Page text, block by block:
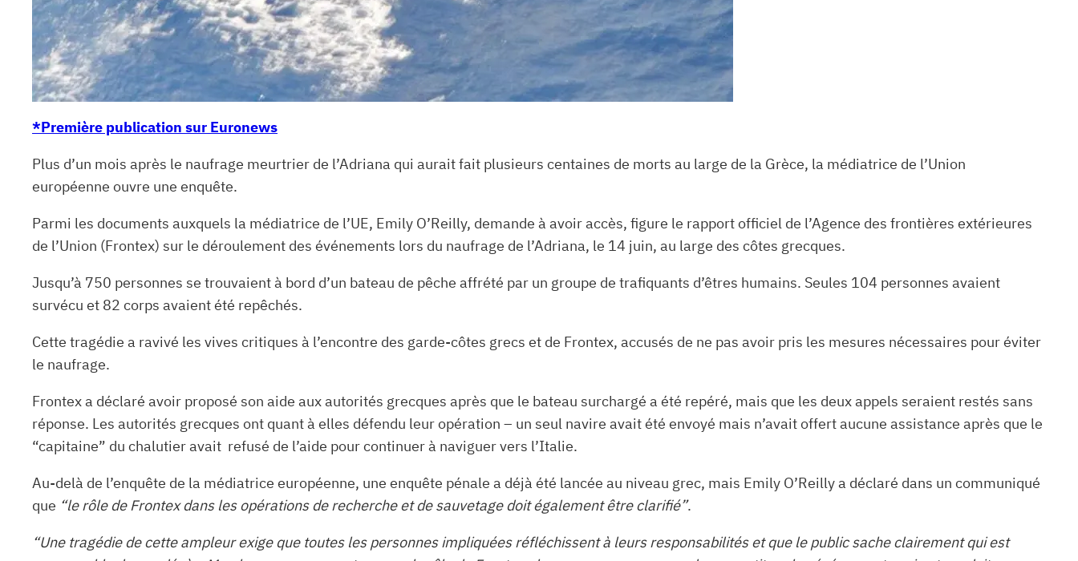
*Première publication sur Euronews
Plus d’un mois après le naufrage meurtrier de l’Adriana qui aurait fait plusieurs centaines de morts au large de la Grèce, la médiatrice de l’Union
européenne ouvre une enquête.
Parmi les documents auxquels la médiatrice de l’UE, Emily O’Reilly, demande à avoir accès, figure le rapport officiel de l’Agence des frontières extérieures
de l’Union (Frontex) sur le déroulement des événements lors du naufrage de l’Adriana, le 14 juin, au large des côtes grecques.
Jusqu’à 750 personnes se trouvaient à bord d’un bateau de pêche affrété par un groupe de trafiquants d’êtres humains. Seules 104 personnes avaient
survécu et 82 corps avaient été repêchés.
Cette tragédie a ravivé les vives critiques à l’encontre des garde-côtes grecs et de Frontex, accusés de ne pas avoir pris les mesures nécessaires pour éviter
le naufrage.
Frontex a déclaré avoir proposé son aide aux autorités grecques après que le bateau surchargé a été repéré, mais que les deux appels seraient restés sans
réponse. Les autorités grecques ont quant à elles défendu leur opération – un seul navire avait été envoyé mais n’avait offert aucune assistance après que le
“capitaine” du chalutier avait refusé de l’aide pour continuer à naviguer vers l’Italie.
Au-delà de l’enquête de la médiatrice européenne, une enquête pénale a déjà été lancée au niveau grec, mais Emily O’Reilly a déclaré dans un communiqué
que “le rôle de Frontex dans les opérations de recherche et de sauvetage doit également être clarifié”.
“Une tragédie de cette ampleur exige que toutes les personnes impliquées réfléchissent à leurs responsabilités et que le public sache clairement qui est